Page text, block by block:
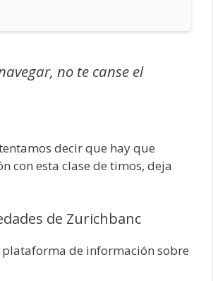
no te canse el
decir que hay que
con esta clase de timos, deja
de Zurichbanc
de información sobre